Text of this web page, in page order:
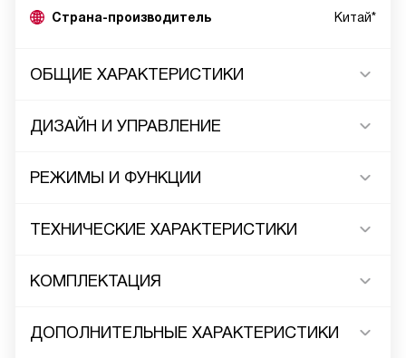
Страна-производитель Китай*
ОБЩИЕ ХАРАКТЕРИСТИКИ
ДИЗАЙН И УПРАВЛЕНИЕ
РЕЖИМЫ И ФУНКЦИИ
ТЕХНИЧЕСКИЕ ХАРАКТЕРИСТИКИ
КОМПЛЕКТАЦИЯ
ДОПОЛНИТЕЛЬНЫЕ ХАРАКТЕРИСТИКИ